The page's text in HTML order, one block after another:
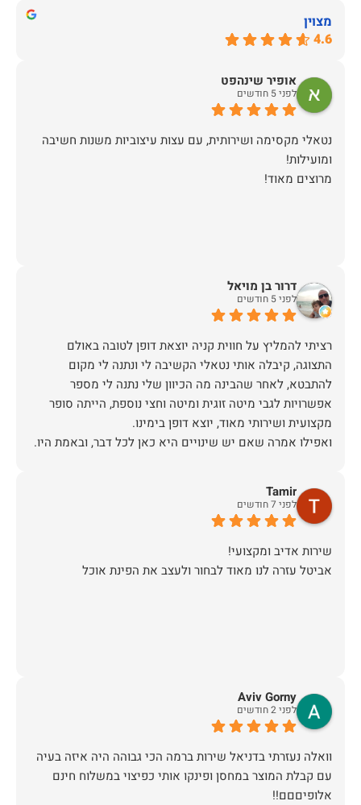
מצוין
4.6
אופיר שינהפט
לפני 5 חודשים
נטאלי מקסימה ושירותית, עם עצות עיצוביות משנות חשיבה
מרוצים מאוד!
דרור בן מויאל
לפני 5 חודשים
רציתי להמליץ על חווית קניה יוצאת דופן לטובה באולם
התצוגה, קיבלה אותי נטאלי הקשיבה לי ונתנה לי מקום
להתבטא, לאחר שהבינה מה הכיוון שלי נתנה לי מספר
אפשרויות לגבי מיטה זוגית ומיטה וחצי נוספת, הייתה סופר
תודה.
Tamir
לפני 7 חודשים
אביטל עזרה לנו מאוד לבחור ולעצב את הפינת אוכל
Aviv Gorny
לפני 2 חודשים
וואלה נעזרתי בדניאל שירות ברמה הכי גבוהה היה איזה בעיה
עם קבלת המוצר במחסן ופינקו אותי כפיצוי במשלוח חינם
אלופיםםם!!